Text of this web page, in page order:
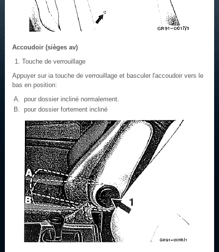
Accoudoir (sièges av)
Touche de verrouillage
Appuyer sur ia touche de verrouillage et basculer l'accoudoir vers le
bas en position:
pour dossier incliné normalement.
pour dossier fortement incliné